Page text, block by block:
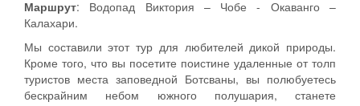
Маршрут: Водопад Виктория – Чобе - Окаванго –
Калахари.
Мы составили этот тур для любителей дикой природы.
Кроме того, что вы посетите поистине удаленные от толп
туристов места заповедной Ботсваны, вы полюбуетесь
бескрайним небом южного полушария, станете